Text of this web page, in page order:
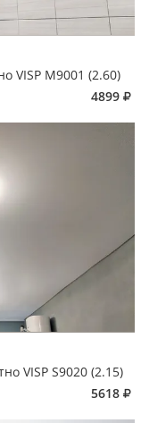
VISP M9001 (2.60)
4899
VISP S9020 (2.15)
5618